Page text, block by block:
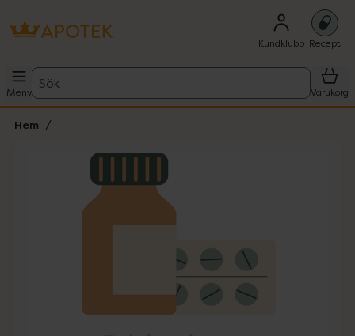
Kundklubb Recept
Meny
Sök
Varukorg
Hem
Lista: . Innehåller 1 objekt.